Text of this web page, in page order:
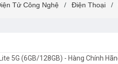
Tử Công Nghệ / Điện Thoại /